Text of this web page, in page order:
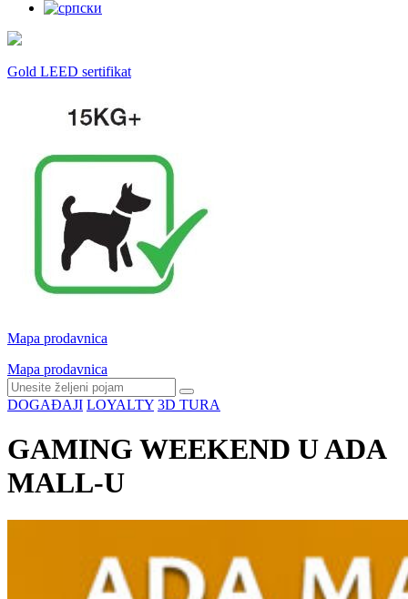
Gold LEED sertifikat
Mapa prodavnica
Mapa prodavnica
DOGAĐAJI LOYALTY 3D TURA
GAMING WEEKEND U ADA
MALL-U